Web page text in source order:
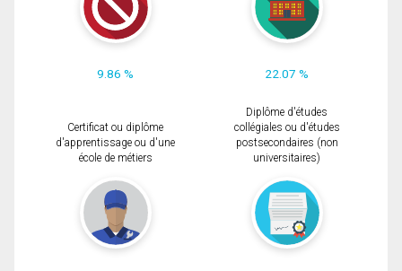
9.86 % 22.07 %
Certificat ou diplôme
d'apprentissage ou d'une
école de métiers
Diplôme d'études
collégiales ou d'études
postsecondaires (non
universitaires)